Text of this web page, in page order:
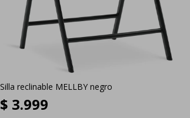
Silla reclinable MELLBY negro
$ 3.999